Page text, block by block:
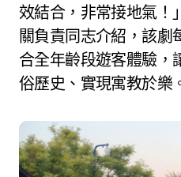
效結合，非常接地氣！
關負責同志介紹，該劇
合全年齡段遊客體驗，
俗歷史、實現寓教於樂